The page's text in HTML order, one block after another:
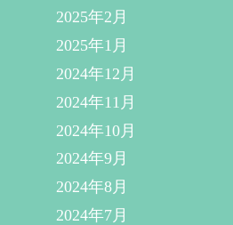
2025年2月
2025年1月
2024年12月
2024年11月
2024年10月
2024年9月
2024年8月
2024年7月